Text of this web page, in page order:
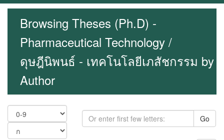
Browsing Theses (Ph.D) -
Pharmaceutical Technology /
ดุษฎีนิพนธ์ - เทคโนโลยีเภสัชกรรม by
Author
Go